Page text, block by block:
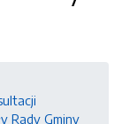
Rady Gminy